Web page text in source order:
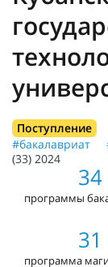
Поступление
#бакалавриат
(33) 2024
34
программы
31
программа